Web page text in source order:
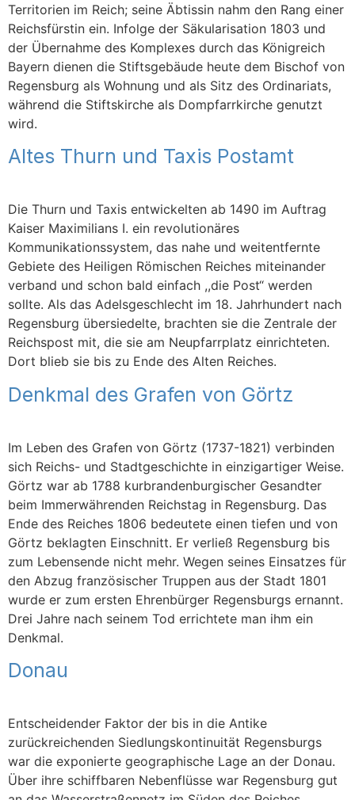
Territorien im Reich; seine Äbtissin nahm den Rang einer
Reichsfürstin ein. Infolge der Säkularisation 1803 und
der Übernahme des Komplexes durch das Königreich
Bayern dienen die Stiftsgebäude heute dem Bischof von
Regensburg als Wohnung und als Sitz des Ordinariats,
während die Stiftskirche als Dompfarrkirche genutzt
wird.
Altes Thurn und Taxis Postamt
Die Thurn und Taxis entwickelten ab 1490 im Auftrag
Kaiser Maximilians I. ein revolutionäres
Kommunikationssystem, das nahe und weitentfernte
Gebiete des Heiligen Römischen Reiches miteinander
verband und schon bald einfach ,,die Post“ werden
sollte. Als das Adelsgeschlecht im 18. Jahrhundert nach
Regensburg übersiedelte, brachten sie die Zentrale der
Reichspost mit, die sie am Neupfarrplatz einrichteten.
Dort blieb sie bis zu Ende des Alten Reiches.
Denkmal des Grafen von Görtz
Im Leben des Grafen von Görtz (1737-1821) verbinden
sich Reichs- und Stadtgeschichte in einzigartiger Weise.
Görtz war ab 1788 kurbrandenburgischer Gesandter
beim Immerwährenden Reichstag in Regensburg. Das
Ende des Reiches 1806 bedeutete einen tiefen und von
Görtz beklagten Einschnitt. Er verließ Regensburg bis
zum Lebensende nicht mehr. Wegen seines Einsatzes für
den Abzug französischer Truppen aus der Stadt 1801
wurde er zum ersten Ehrenbürger Regensburgs ernannt.
Drei Jahre nach seinem Tod errichtete man ihm ein
Denkmal.
Donau
Entscheidender Faktor der bis in die Antike
zurückreichenden Siedlungskontinuität Regensburgs
war die exponierte geographische Lage an der Donau.
Über ihre schiffbaren Nebenflüsse war Regensburg gut